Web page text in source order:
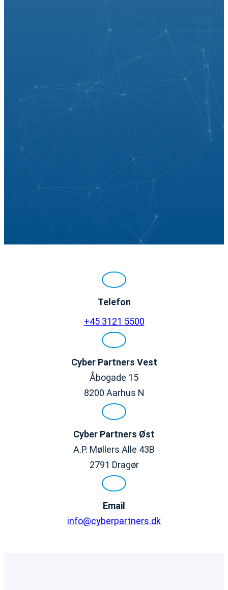
Telefon
+45 3121 5500
Cyber Partners Vest
Åbogade 15
8200 Aarhus N
Cyber Partners Øst
A.P. Møllers Alle 43B
2791 Dragør
Email
info@cyberpartners.dk